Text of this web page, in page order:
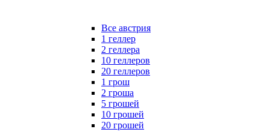
Все австрия
1 геллер
2 геллера
10 геллеров
20 геллеров
1 грош
2 гроша
5 грошей
10 грошей
20 грошей